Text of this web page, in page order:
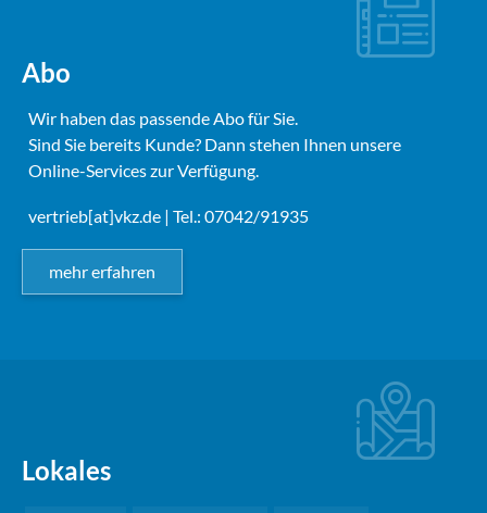
Abo
Wir haben das passende Abo für Sie.
Sind Sie bereits Kunde? Dann stehen Ihnen unsere
Online-Services zur Verfügung.
vertrieb[at]vkz.de | Tel.: 07042/91935
mehr erfahren
Lokales